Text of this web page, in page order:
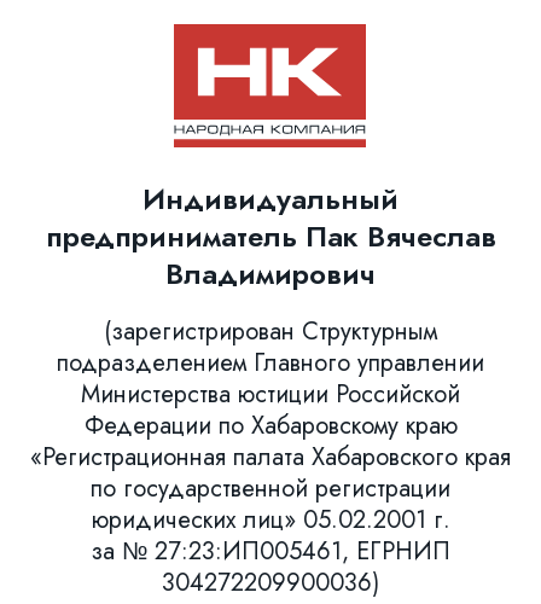
Индивидуальный
предприниматель Пак Вячеслав
Владимирович
(зарегистрирован Структурным
подразделением Главного управлении
Министерства юстиции Российской
Федерации по Хабаровскому краю
«Регистрационная палата Хабаровского края
по государственной регистрации
юридических лиц» 05.02.2001 г.
за № 27:23:ИП005461, ЕГРНИП
304272209900036)